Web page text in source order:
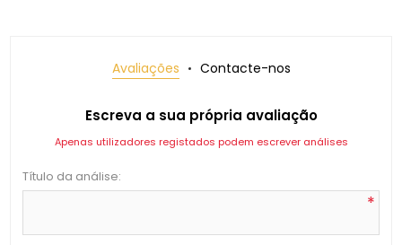
Avaliações Contacte-nos
Escreva a sua própria avaliação
Apenas utilizadores registados podem escrever análises
Título da análise:
*